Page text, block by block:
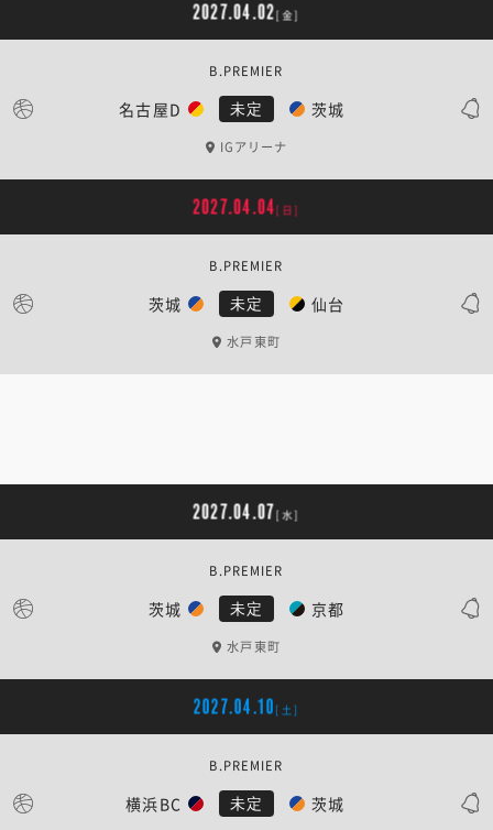
2027.04.02[金]
名古屋D 未定 茨城
B.PREMIER
IGアリーナ
2027.04.04[日]
茨城 未定 仙台
B.PREMIER
水戸東町
2027.04.07[水]
茨城 未定 京都
B.PREMIER
水戸東町
2027.04.10 [土]
横浜BC 未定 茨城
B.PREMIER